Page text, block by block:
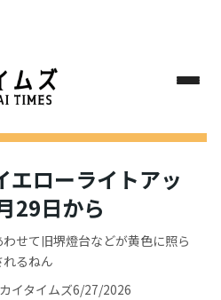
エローライトアッ
29日から
せて旧堺燈台などが黄色に照ら
れるねん
イタイムズ6/27/2026